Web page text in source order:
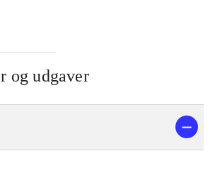
og udgaver